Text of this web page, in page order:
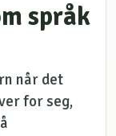
språk
når det
for seg,